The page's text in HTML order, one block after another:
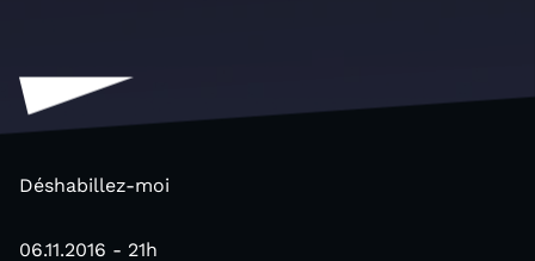
Déshabillez-moi
06.11.2016 - 21h